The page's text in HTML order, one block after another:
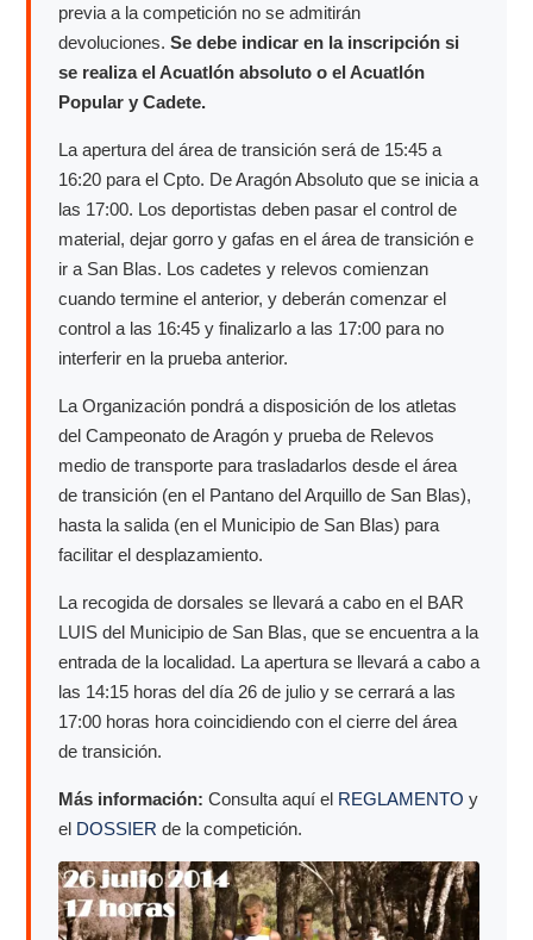
previa a la competición no se admitirán
devoluciones. Se debe indicar en la inscripción si
se realiza el Acuatlón absoluto o el Acuatlón
Popular y Cadete.
La apertura del área de transición será de 15:45 a
16:20 para el Cpto. De Aragón Absoluto que se inicia a
las 17:00. Los deportistas deben pasar el control de
material, dejar gorro y gafas en el área de transición e
ir a San Blas. Los cadetes y relevos comienzan
cuando termine el anterior, y deberán comenzar el
control a las 16:45 y finalizarlo a las 17:00 para no
interferir en la prueba anterior.
La Organización pondrá a disposición de los atletas
del Campeonato de Aragón y prueba de Relevos
medio de transporte para trasladarlos desde el área
de transición (en el Pantano del Arquillo de San Blas),
hasta la salida (en el Municipio de San Blas) para
facilitar el desplazamiento.
La recogida de dorsales se llevará a cabo en el BAR
LUIS del Municipio de San Blas, que se encuentra a la
entrada de la localidad. La apertura se llevará a cabo a
las 14:15 horas del día 26 de julio y se cerrará a las
17:00 horas hora coincidiendo con el cierre del área
de transición.
Más información: Consulta aquí el REGLAMENTO y
el DOSSIER de la competición.